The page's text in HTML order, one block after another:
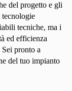
del progetto e gli
tecniche, ma i
ed efficienza
pronto a
del tuo impianto